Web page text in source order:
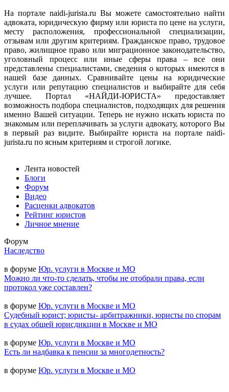
На портале naidi-jurista.ru Вы можете самостоятельно найти
адвоката, юридическую фирму или юриста по цене на услуги,
месту расположения, профессиональной специализации,
отзывам или другим критериям. Гражданское право, трудовое
право, жилищное право или миграционное законодательство,
уголовный процесс или иные сферы права – все они
представлены специалистами, сведения о которых имеются в
нашей базе данных. Сравнивайте цены на юридические
услуги или репутацию специалистов и выбирайте для себя
лучшее. Портал «НАЙДИ-ЮРИСТА» предоставляет
возможность подбора специалистов, подходящих для решения
именно Вашей ситуации. Теперь не нужно искать юриста по
знакомым или переплачивать за услуги адвокату, которого Вы
в первый раз видите. Выбирайте юриста на портале naidi-
jurista.ru по ясным критериям и строгой логике.
Лента новостей
Блоги
Форум
Видео
Расценки адвокатов
Рейтинг юристов
Личное мнение
Форум
Наследство
в форуме Юр. услуги в Москве и МО
Можно ли что-то сделать, чтобы не отобрали права, если
протокол уже составлен?
в форуме Юр. услуги в Москве и МО
Судебный юрист; юристы- арбитражники, юристы по спорам
в судах общей юрисдикции в Москве и МО
в форуме Юр. услуги в Москве и МО
Есть ли надбавка к пенсии за многодетность?
в форуме Юр. услуги в Москве и МО